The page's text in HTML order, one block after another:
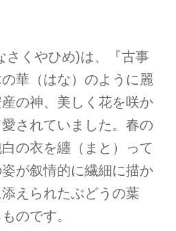
さくやひめ)は、『古事
華（はな）のように麗
の神、美しく花を咲か
されていました。春の
の衣を纏（まと）って
が叙情的に繊細に描か
えられたぶどうの葉
のです。